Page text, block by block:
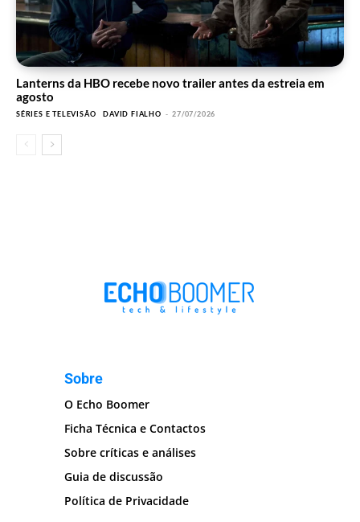
Lanterns da HBO recebe novo trailer antes da estreia em
agosto
SÉRIES E TELEVISÃO DAVID FIALHO - 27/07/2026
Sobre
O Echo Boomer
Ficha Técnica e Contactos
Sobre críticas e análises
Guia de discussão
Política de Privacidade